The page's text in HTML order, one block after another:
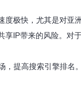
极快，尤其是对亚
享IP带来的风险。对
提高搜索引擎排名